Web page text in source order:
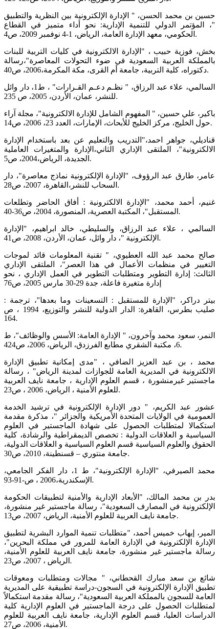
حسين بن محمد الحسن، " الإدارة الإلكترونية بين النظرية والتطبيق
"، المؤتمر الدولي للتنمية الإدارية: نحو أداء متميز في القطاع
الحكومي، معهد الإدارة العامة، الرياض، 1-4 نوفمبر 2009، ص4.
بخش، فوزية حبيب ، "الإدارة الالكترونية في كليات التربية للبنات
بالمملكة العربية السعودية في ضوء التحولات المعاصرة"،رسالة
دكتوراه، كلية التربية، جامعة أم القرى، مكة المكرمة،2006، ص40.
السالمي، علاء عبد الرزاق، " نظـم دعـم القـرارات" ، ط1، دار وائل
للنشر، عمان، الأردن، 2005، ص 235.
باكير، علي حسين، " المفهوم الشامل للإدارة الالكترونية"، مجلة آراء
حول الخليج، مركز الخليج للأبحاث، الإمارات، العدد 23، 2006، ص14.
قناديلي، جواهر احمد،"التدريب والتعليم عن بعد باستخدام الإدارة
الالكترونية"، الملتقى الإداري الثاني،الإدارة والمتغيرات العاملية
الجديدة، الرياض،2004، ص5.
عامر، طارق عبد الرؤوف، "الإدارة الإلكترونية نماذج معاصرة"، دار
السحاب للنشر،القاهرة، 2007، ص28.
غنيم، أحمد محمد، "الإدارة الالكترونية : أفاق الحاضر وتطلعات
المستقبل"، المكتبة العصرية، المنصورة، 2004، ص36-40.
السالمي ، علاء عبد الرزاق، والسليطي، خالد ابراهيم، "الإدارة
الإلكترونية "، دار وائل، عمان، الأردن، 2008، ص41.
صالح محمد عبد الله العطيوي، " تقنية المعلومات قائد لموجات
التغيير في منظمات الأعمال في هذا العصر"، الملتقى الإداري
الثالث: إدارة التطوير ومتطلبات التطوير في العمل الإداري ، نحو
إدارة متغيرة فاعلة، جدة 29-30 مارس 2005، ص76
بيتر دراكر، "الإدارة للمستقبل : التسعينات وما بعدها"، ترجمة :
صليب بطرس، القاهرة: الدار الدولية للنشر والتوزيع، 1994 ، ص
164.
النمر، سعود محمد وآخرون، " الإدارة العامة: الأسس والوظائف"، ط
6، مكتبة الشقري مطابع الفرزدق، الرياض، 2006، ص424.
محمد ، بن عبد العزيز الضافي ، "مدى إمكانية تطبيق الإدارة
الالكترونية في المديرية العامة للجوازات لمدينة الرياض" ، رسالة
ماجستير غيرمنشورة ، قسم العلوم الإدارية ، جامعة نايف العربية
للعلوم الأمنية ، الرياض، 2006 ، ص23.
عشور عبد الكريم، " دور الإدارة الإلكترونية في ترشيد الخدمة
العمومية في الولايات المتحدة الأمريكية والجزائر "، مذكرة مقدمة
استكمالا لمتطلبات الحصول على شهادة الماجستير في العلوم
السياسية و العلاقات الدولية : تخصص الديمقراطية والرشادة، كلية
الحقوق والعلوم السياسية قسم العلوم السياسية و العلاقات الدولية،
جامعة منتوري – قسنطينة، 2010، ص30.
محمد الصيرفي، "الإدارة الإلكترونية"، ط 1، دار الفكر الجامعي،
الإسكندرية،2006 ، ص-91-93.
بدر بن محمد المالك، "الأبعاد الإدارية والأمنية لتطبيقات الحكومة
الإلكترونية في المصارف السعودية"، رسالة ماجستير غير منشورة،
جامعة نايف العربية للعلوم الأمنية، الرياض، 2007، ص13.
المير، إيهاب خميس أحمد، "متطلبات تنمية الموارد البشرية لتطبيق
الإدارة الإلكترونية في الإدارة العامة للمرور في مملكة البحرين"،
رسالة ماجستير غير منشورة، جامعة نايف العربية للعلوم الأمنية،
الرياض ، 2007، ص23.
شائع بن سعد مبارك القحطاني، " مجالات ومتطلبات ومعوقات
تطبيق الإدارة الإلكترونية في السجون-دراسة تطبيقية على المديرية
العامة للسجون بالمملكة العربية السعودية"، رسالة مقدمة استكمالاً
لمتطلبات الحصول على درجة الماجستير في العلوم الإدارية كلية
الدراسات العليا، قسم العلوم الإدارية، جامعة نايف العربية للعلوم
الأمنية، 2006، ص27.